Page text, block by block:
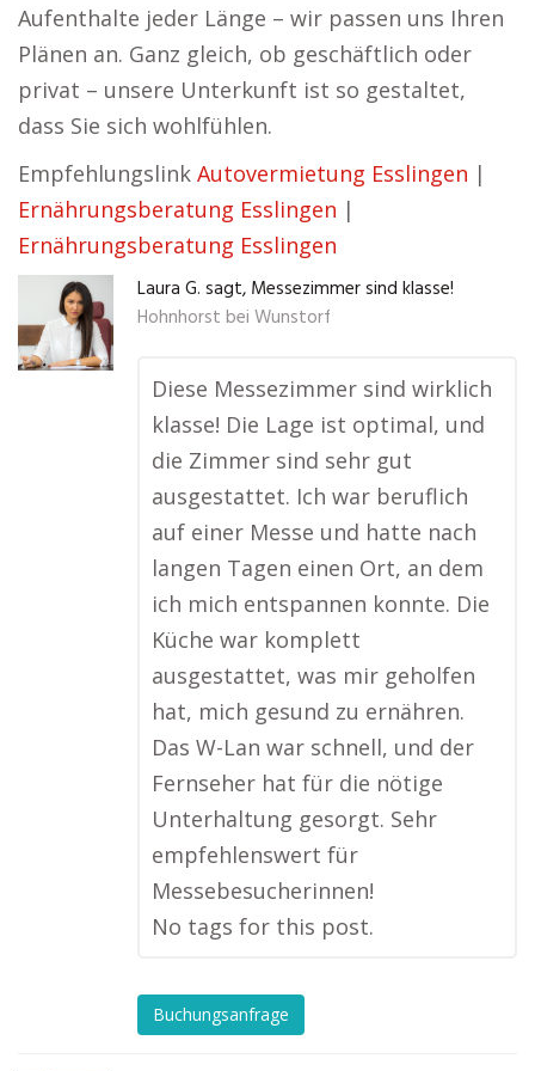
Aufenthalte jeder Länge – wir passen uns Ihren
Plänen an. Ganz gleich, ob geschäftlich oder
privat – unsere Unterkunft ist so gestaltet,
dass Sie sich wohlfühlen.
Empfehlungslink Autovermietung Esslingen |
Ernährungsberatung Esslingen |
Ernährungsberatung Esslingen
Laura G. sagt, Messezimmer sind klasse!
Hohnhorst bei Wunstorf
Diese Messezimmer sind wirklich
klasse! Die Lage ist optimal, und
die Zimmer sind sehr gut
ausgestattet. Ich war beruflich
auf einer Messe und hatte nach
langen Tagen einen Ort, an dem
ich mich entspannen konnte. Die
Küche war komplett
ausgestattet, was mir geholfen
hat, mich gesund zu ernähren.
Das W-Lan war schnell, und der
Fernseher hat für die nötige
Unterhaltung gesorgt. Sehr
empfehlenswert für
Messebesucherinnen!
No tags for this post.
Buchungsanfrage